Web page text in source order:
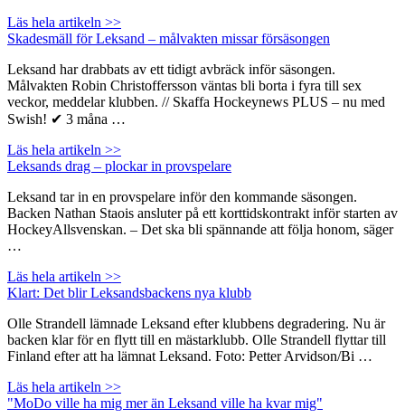
Läs hela artikeln >>
Skadesmäll för Leksand – målvakten missar försäsongen
Leksand har drabbats av ett tidigt avbräck inför säsongen.
Målvakten Robin Christoffersson väntas bli borta i fyra till sex
veckor, meddelar klubben. // Skaffa Hockeynews PLUS – nu med
Swish! ✔ 3 måna …
Läs hela artikeln >>
Leksands drag – plockar in provspelare
Leksand tar in en provspelare inför den kommande säsongen.
Backen Nathan Staois ansluter på ett korttidskontrakt inför starten av
HockeyAllsvenskan. – Det ska bli spännande att följa honom, säger
…
Läs hela artikeln >>
Klart: Det blir Leksandsbackens nya klubb
Olle Strandell lämnade Leksand efter klubbens degradering. Nu är
backen klar för en flytt till en mästarklubb. Olle Strandell flyttar till
Finland efter att ha lämnat Leksand. Foto: Petter Arvidson/Bi …
Läs hela artikeln >>
"MoDo ville ha mig mer än Leksand ville ha kvar mig"